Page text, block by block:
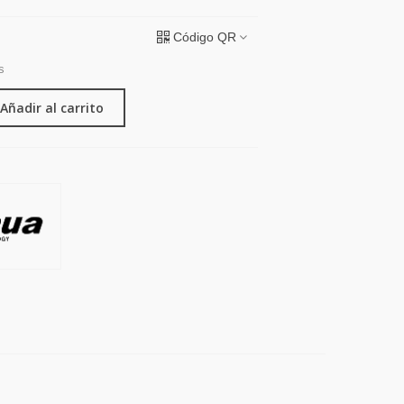
Código QR
Añadir al carrito